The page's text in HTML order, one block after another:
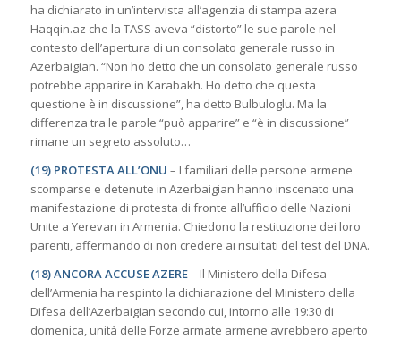
ha dichiarato in un’intervista all’agenzia di stampa azera
Haqqin.az che la TASS aveva “distorto” le sue parole nel
contesto dell’apertura di un consolato generale russo in
Azerbaigian. “Non ho detto che un consolato generale russo
potrebbe apparire in Karabakh. Ho detto che questa
questione è in discussione”, ha detto Bulbuloglu. Ma la
differenza tra le parole “può apparire” e “è in discussione”
rimane un segreto assoluto…
(19) PROTESTA ALL’ONU – I familiari delle persone armene
scomparse e detenute in Azerbaigian hanno inscenato una
manifestazione di protesta di fronte all’ufficio delle Nazioni
Unite a Yerevan in Armenia. Chiedono la restituzione dei loro
parenti, affermando di non credere ai risultati del test del DNA.
(18) ANCORA ACCUSE AZERE– Il Ministero della Difesa
dell’Armenia ha respinto la dichiarazione del Ministero della
Difesa dell’Azerbaigian secondo cui, intorno alle 19:30 di
domenica, unità delle Forze armate armene avrebbero aperto